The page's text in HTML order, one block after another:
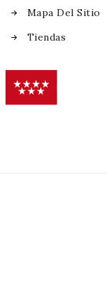
Mapa Del Sitio
Tiendas